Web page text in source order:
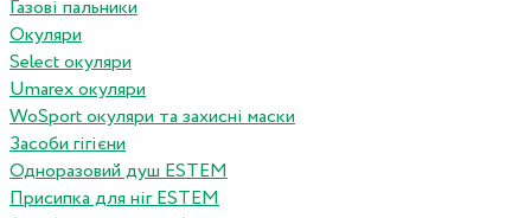
Газові пальники
Окуляри
Select окуляри
Umarex окуляри
WoSport окуляри та захисні маски
Засоби гігієни
Одноразовий душ ESTEM
Присипка для ніг ESTEM